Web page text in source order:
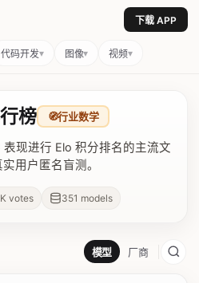
下载 APP
代码开发▾ 图像▾ 视频▾
榜 🧭行业数学
现进行 Elo 积分排名的主流文
用户匿名盲测。
votes 351 models
模型 厂商